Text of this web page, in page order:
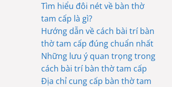
Tìm hiểu đôi nét về bàn thờ
tam cấp là gì?
Hướng dẫn về cách bài trí bàn
thờ tam cấp đúng chuẩn nhất
Những lưu ý quan trọng trong
cách bài trí bàn thờ tam cấp
Địa chỉ cung cấp bàn thờ tam